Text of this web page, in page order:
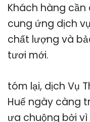
Khách hàng
cung ứng dịch
chất lượng và
tươi mới.
tóm lại, dịch Vụ
Huế ngày càng
ưa chuộng bởi